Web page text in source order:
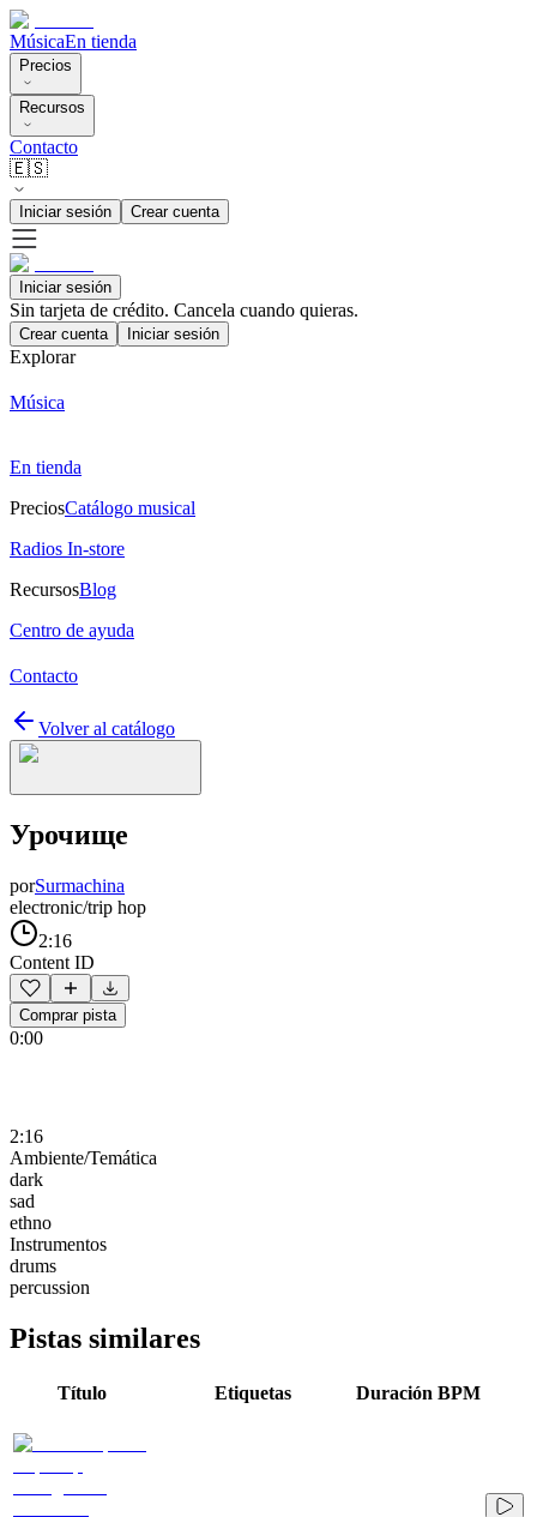
MúsicaEn tienda
Precios
Recursos
Contacto
🇪🇸
Iniciar sesión Crear cuenta
Iniciar sesión
Sin tarjeta de crédito. Cancela cuando quieras.
Crear cuenta Iniciar sesión
Explorar
Música
En tienda
PreciosCatálogo musical
Radios In-store
RecursosBlog
Centro de ayuda
Contacto
Volver al catálogo
Урочище
porSurmachina
electronic/trip hop
2:16
Content ID
Comprar pista
0:00
2:16
Ambiente/Temática
dark
sad
ethno
Instrumentos
drums
percussion
Pistas similares
Título Etiquetas Duración BPM